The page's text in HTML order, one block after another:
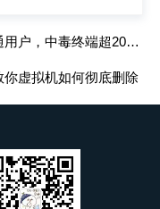
上一篇：勒索病毒规模攻击用友畅捷通用户，中毒终端超2000台仍在上升
虚拟机如何彻底删除